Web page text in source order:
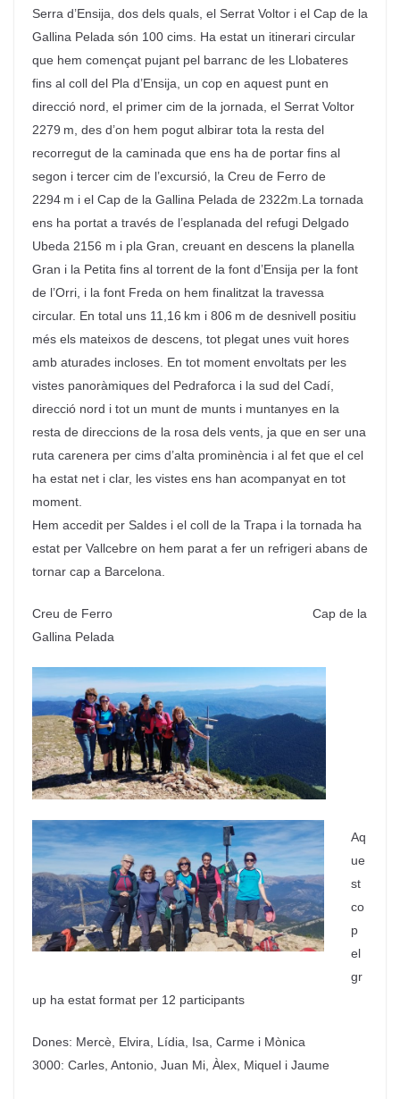
Serra d’Ensija , dos dels quals, el Serrat Voltor i el Cap de la
Gallina Pelada són 100 cims. Ha estat un itinerari circular
que hem començat pujant pel barranc de les Llobateres
fins al coll del Pla d’Ensija , un cop en aquest punt en
direcció nord, el primer cim de la jornada, el Serrat Voltor
2279 m, des d’on hem pogut albirar tota la resta del
recorregut de la caminada que ens ha de portar fins al
segon i tercer cim de l’excursió, la Creu de Ferro de
2294 m i el Cap de la Gallina Pelada de 2322m.La tornada
ens ha portat a través de l’esplanada del refugi Delgado
Ubeda 2156 m i pla Gran, creuant en descens la planella
Gran i la Petita fins al torrent de la font d’Ensija per la font
de l’Orri, i la font Freda on hem finalitzat la travessa
circular. En total uns 11,16 km i 806 m de desnivell positiu
més els mateixos de descens, tot plegat unes vuit hores
amb aturades incloses. En tot moment envoltats per les
vistes panoràmiques del Pedraforca i la sud del Cadí,
direcció nord i tot un munt de munts i muntanyes en la
resta de direccions de la rosa dels vents, ja que en ser una
ruta carenera per cims d’alta prominència i al fet que el cel
ha estat net i clar, les vistes ens han acompanyat en tot
moment.
Hem accedit per Saldes i el coll de la Trapa i la tornada ha
estat per Vallcebre on hem parat a fer un refrigeri abans de
tornar cap a Barcelona.
Creu de Ferro Cap de la
Gallina Pelada
Aq
ue
st
co
p
el
gr
up ha estat format per 12 participants
Dones: Mercè, Elvira, Lídia, Isa , Carme i Mònica
3000: Carles, Antonio, Juan Mi , Àlex, Miquel i Jaume